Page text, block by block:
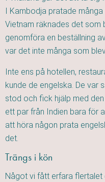
I Kambodja pratade
Vietnam räknades det
genomföra en beställning
var det inte många som
Inte ens på hotellen,
kunde de engelska. De var
stod och fick hjälp med
ett par från Indien bara för
att höra någon prata
det.
Trängs i kön
Något vi fått erfara